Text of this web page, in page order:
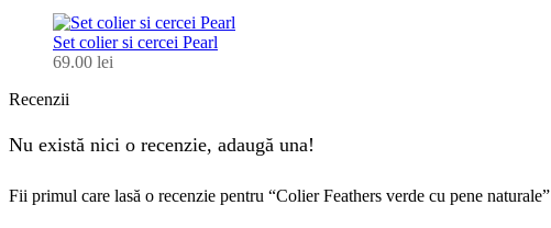
Set colier si cercei Pearl
69.00 lei
Recenzii
Nu există nici o recenzie, adaugă una!
Fii primul care lasă o recenzie pentru “Colier Feathers verde cu pene naturale”